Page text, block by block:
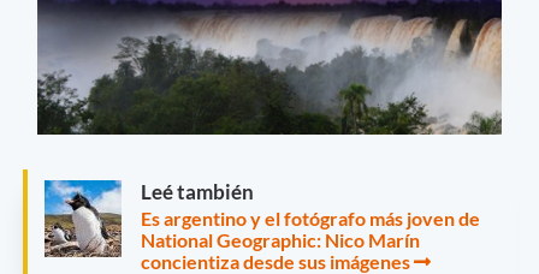
Leé también
Es argentino y el fotógrafo más joven de
National Geographic: Nico Marín
concientiza desde sus imágenes